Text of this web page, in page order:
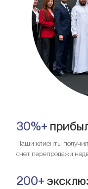
30%+
Наши клиенты
счет перепродажи
200+